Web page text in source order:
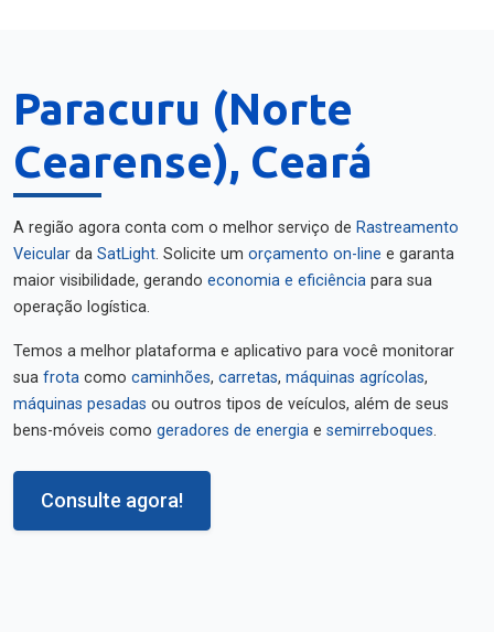
Paracuru (Norte
Cearense), Ceará
A região agora conta com o melhor serviço de Rastreamento
Veicular da SatLight. Solicite um orçamento on-line e garanta
maior visibilidade, gerando economia e eficiência para sua
operação logística.
Temos a melhor plataforma e aplicativo para você monitorar
sua frota como caminhões, carretas, máquinas agrícolas,
máquinas pesadas ou outros tipos de veículos, além de seus
bens-móveis como geradores de energia e semirreboques.
Consulte agora!